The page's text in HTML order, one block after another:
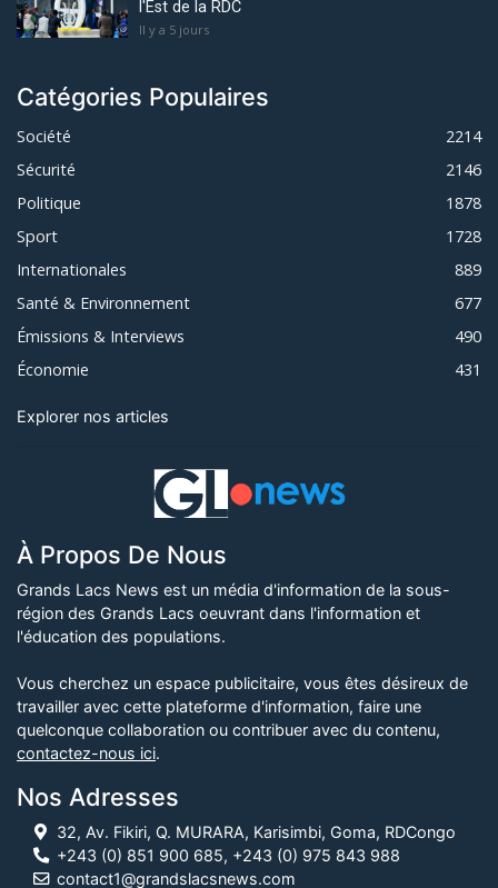
l'Est de la RDC
Il y a 5 jours
Catégories Populaires
Société
2214
Sécurité
2146
Politique
1878
Sport
1728
Internationales
889
Santé & Environnement
677
Émissions & Interviews
490
Économie
431
Explorer nos articles
À Propos De Nous
Grands Lacs News est un média d'information de la sous-
région des Grands Lacs oeuvrant dans l'information et
l'éducation des populations.
Vous cherchez un espace publicitaire, vous êtes désireux de
travailler avec cette plateforme d'information, faire une
quelconque collaboration ou contribuer avec du contenu,
contactez-nous ici.
Nos Adresses
32, Av. Fikiri, Q. MURARA, Karisimbi, Goma, RDCongo
+243 (0) 851 900 685, +243 (0) 975 843 988
contact1@grandslacsnews.com